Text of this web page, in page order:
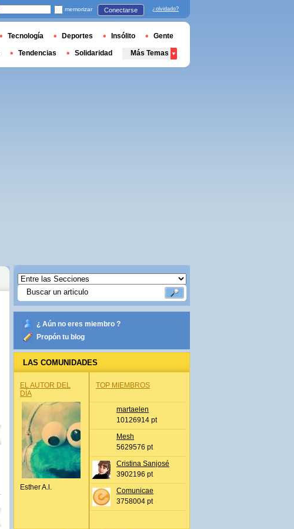
¿ Aún no eres miembro ?
Propón tu blog
LAS COMUNIDADES
EL AUTOR DEL
DÍA
Esther A.l.
TOP MIEMBROS
martaelen
10126914 pt
Mesh
5629576 pt
Cristina Sanjosé
3902196 pt
Comunicae
3758004 pt
memorizar Conectarse ¿olvidado?
Tecnología Deportes Insólito Gente
Tendencias Solidaridad Más Temas